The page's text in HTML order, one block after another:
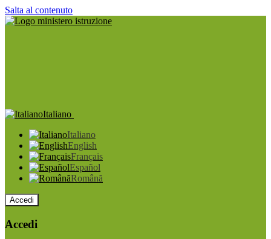
Salta al contenuto
Italiano
Italiano
English
Français
Español
Română
Accedi
Accedi